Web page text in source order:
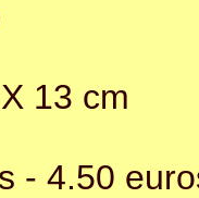
13 cm
- 4.50